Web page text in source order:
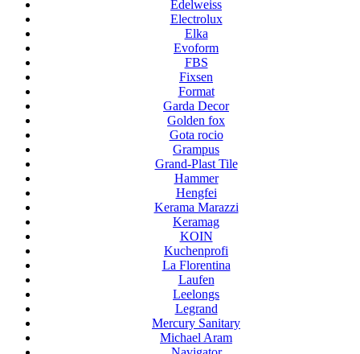
Edelweiss
Electrolux
Elka
Evoform
FBS
Fixsen
Format
Garda Decor
Golden fox
Gota rocio
Grampus
Grand-Plast Tile
Hammer
Hengfei
Kerama Marazzi
Keramag
KOIN
Kuchenprofi
La Florentina
Laufen
Leelongs
Legrand
Mercury Sanitary
Michael Aram